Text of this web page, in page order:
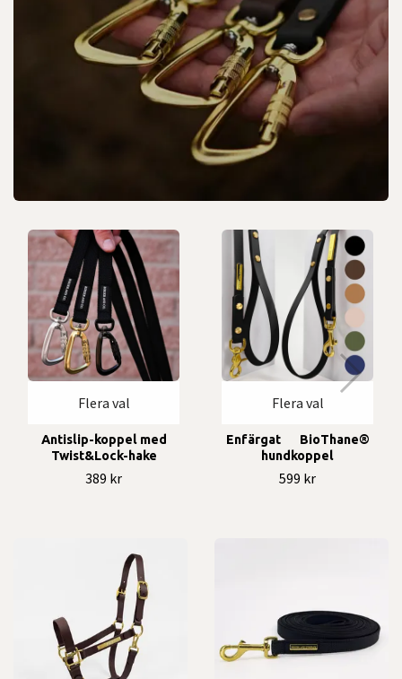
Flera val
Antislip-koppel med
Twist&Lock-hake
389 kr
Flera val
Enfärgat BioThane®
hundkoppel
599 kr